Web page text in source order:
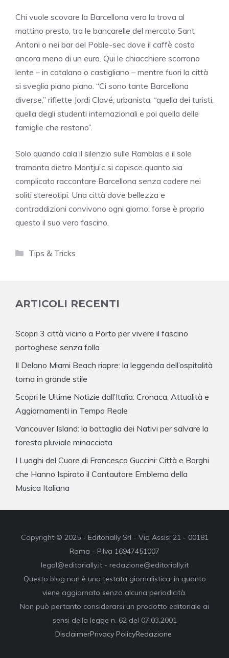
Chi vuole scovare la Barcellona vera la trova al
mattino presto, tra le bancarelle del mercato Sant
Antoni o nei bar del Poble-sec dove il caffè costa
ancora meno di un euro. Qui le chiacchiere scorrono
lente – in catalano o castigliano – mentre fuori la città
si sveglia piano piano. “Ci sono tante Barcellona
diverse,” riflette Jordi Clavé, urbanista: “quella dei turisti,
quella degli studenti internazionali e poi quella delle
famiglie che restano”.
Solo quando cala il silenzio sulle Ramblas e il sole
tramonta dietro Montjuïc si capisce quanto sia
complicato raccontare Barcellona senza cadere nei
soliti stereotipi. Una città dove bellezza e
contraddizioni convivono ogni giorno: forse è proprio
questo il suo vero fascino.
Categorie
Tips & Tricks
ARTICOLI RECENTI
Scopri 3 città vicino a Porto per vivere il fascino
portoghese senza folla
Il Delano Miami Beach riapre: la leggenda dell’ospitalità
torna in grande stile
Scopri le Ultime Notizie dall’Italia: Cronaca, Attualità e
Aggiornamenti in Tempo Reale
Vancouver Island: la battaglia dei Nativi per salvare la
foresta pluviale minacciata
I Luoghi del Cuore di Francesco Guccini: Città e Borghi
che Hanno Ispirato il Cantautore Emblema della
Musica Italiana
Copyright © 2025 - Editorially Srl - Via Assisi 21 - 00181
Roma - P.Iva 16947451007
legal@editorially.it - redazione@editorially.it
Questo blog non è una testata giornalistica, in quanto
viene aggiornato senza alcuna periodicità.
Non può pertanto considerarsi un prodotto editoriale ai
sensi della legge n. 62 del 07.03.2001
DisclaimerPrivacy PolicyRedazione